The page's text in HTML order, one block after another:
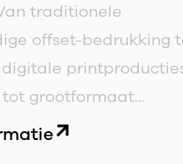
traditionele
offset-bedrukking
grootformaat...